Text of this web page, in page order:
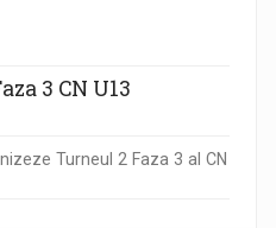
3 CN U13
Turneul 2 Faza 3 al CN